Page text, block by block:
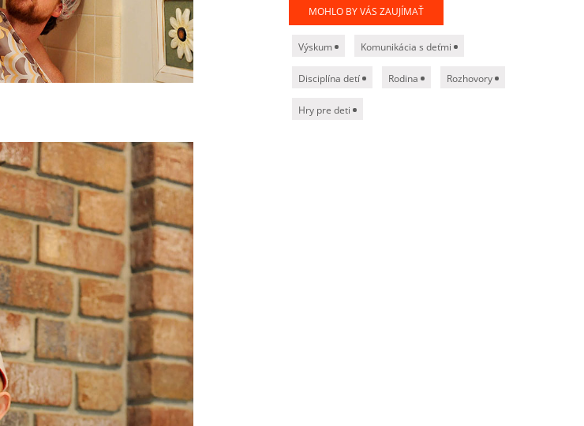
MOHLO BY VÁS ZAUJÍMAŤ
Výskum Komunikácia s deťmi
Disciplína detí Rodina Rozhovory
Hry pre deti